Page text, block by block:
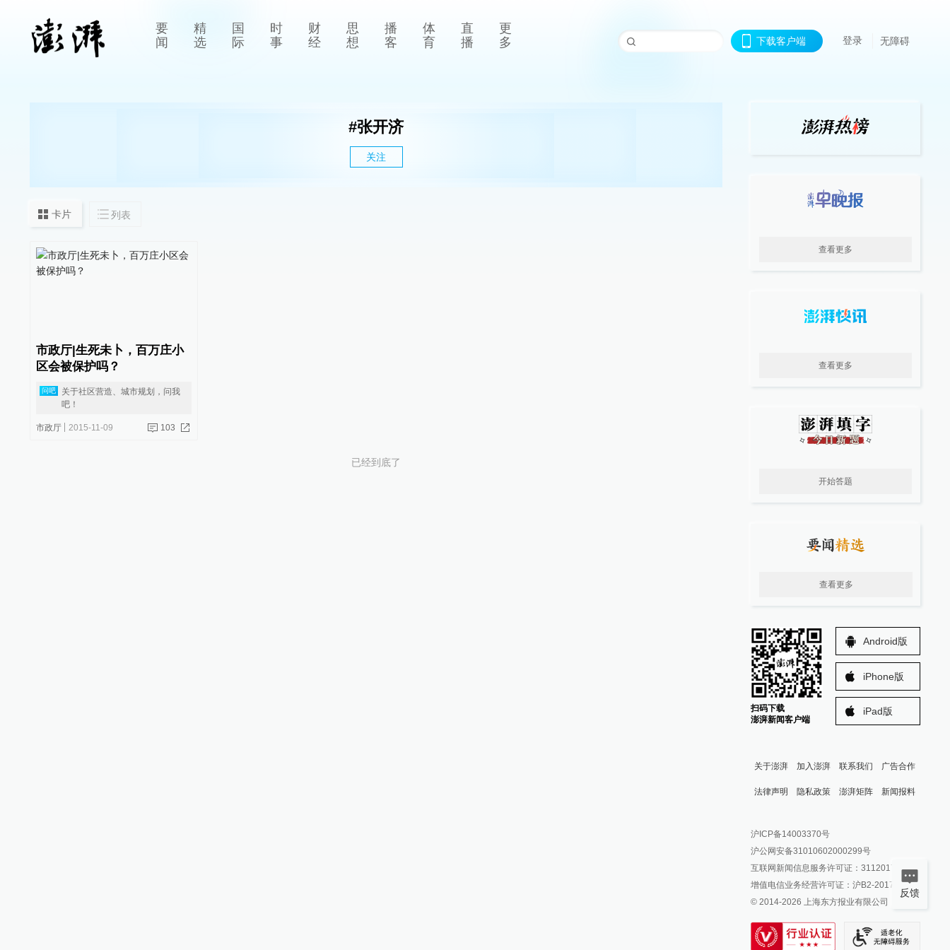
要
闻
精
选
国
际
时
事
财
经
思
想
播
客
体
育
直
播
更
多
下载客户端 登录 无障碍
#张开济
关注
卡片 列表
市政厅|生死未卜，百万庄小
区会被保护吗？
问吧
关于社区营造、城市规划，问我
吧！
市政厅 2015-11-09 103
已经到底了
查看更多
查看更多
开始答题
查看更多
扫码下载
澎湃新闻客户端
Android版
iPhone版
iPad版
关于澎湃 加入澎湃 联系我们 广告合作
法律声明 隐私政策 澎湃矩阵
澎湃新闻公众号
澎湃新闻抖音号
派生万物开放平台
IP SHANGHAI
SIXTH TONE
新闻报料
报料邮箱: news@thepaper.cn
沪ICP备14003370号
沪公网安备31010602000299号
互联网新闻信息服务许可证：31120170006
增值电信业务经营许可证：沪B2-2017116
© 2014-2026 上海东方报业有限公司
反馈